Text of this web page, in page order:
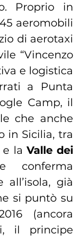
Proprio in
aeromobili
di aerotaxi
“Vincenzo
e logistica
a Punta
Camp, il
che anche
in Sicilia, tra
e laValle dei
conferma
all’isola, già
si puntò su
(ancora
il principe